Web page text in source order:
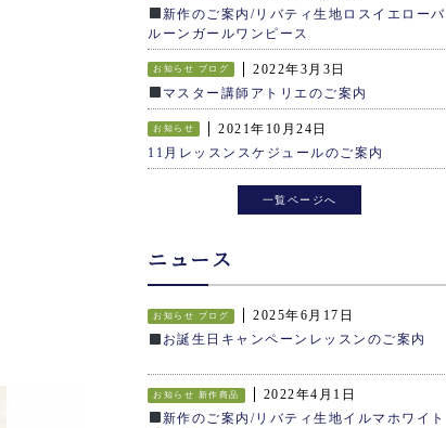
新作のご案内/リバティ生地ロスイエローバ
ルーンガールワンピース
お知らせ ブログ
2022年3月3日
マスター講師アトリエのご案内
お知らせ
2021年10月24日
11月レッスンスケジュールのご案内
一覧ページへ
ニュース
お知らせ ブログ
2025年6月17日
お誕生日キャンペーンレッスンのご案内
お知らせ 新作商品
2022年4月1日
新作のご案内/リバティ生地イルマホワイト